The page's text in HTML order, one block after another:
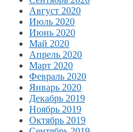
Август 2020
Июль 2020
Июнь 2020
Май 2020
Апрель 2020
Март 2020
Февраль 2020
Январь 2020
Декабрь 2019
Ноябрь 2019
Октябрь 2019